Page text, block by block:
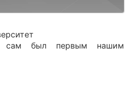
сам был первым нашим